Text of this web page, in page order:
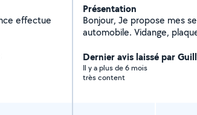
Présentation
Bonjour, Je propose mes
automobile. Vidange,
N'hésitez pas a me
Dernier avis laissé par
Il y a plus de 6 mois
très content